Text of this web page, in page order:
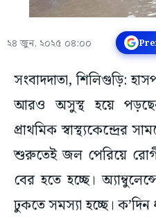
২৪ জুন, ২০২৫ ০৪:০০
সংবাদদাতা, শিলিগুড়ি:
আরও অসুস্থ হয়ে
প্রাথমিক স্বাস্থ্যকেন্দ্রের
শুরুতেই জল পেরিয়ে
বের হতে হচ্ছে।
ঢুকতে সমস্যা হচ্ছে।